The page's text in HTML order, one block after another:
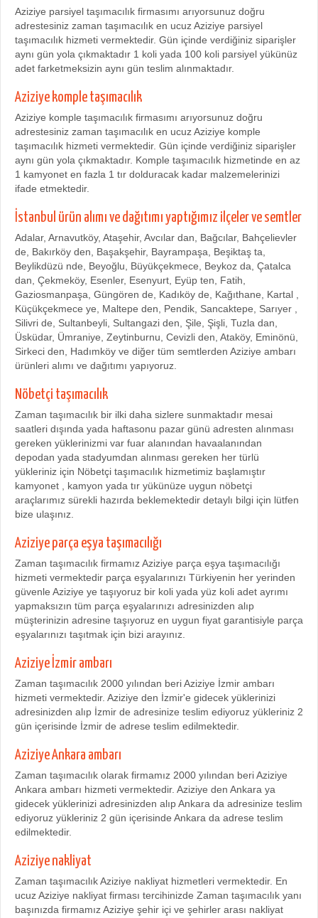
Aziziye parsiyel taşımacılık firmasımı arıyorsunuz doğru
adrestesiniz zaman taşımacılık en ucuz Aziziye parsiyel
taşımacılık hizmeti vermektedir. Gün içinde verdiğiniz siparişler
aynı gün yola çıkmaktadır 1 koli yada 100 koli parsiyel yükünüz
adet farketmeksizin aynı gün teslim alınmaktadır.
Aziziye komple taşımacılık
Aziziye komple taşımacılık firmasımı arıyorsunuz doğru
adrestesiniz zaman taşımacılık en ucuz Aziziye komple
taşımacılık hizmeti vermektedir. Gün içinde verdiğiniz siparişler
aynı gün yola çıkmaktadır. Komple taşımacılık hizmetinde en az
1 kamyonet en fazla 1 tır dolduracak kadar malzemelerinizi
ifade etmektedir.
İstanbul ürün alımı ve dağıtımı yaptığımız ilçeler ve semtler
Adalar, Arnavutköy, Ataşehir, Avcılar dan, Bağcılar, Bahçelievler
de, Bakırköy den, Başakşehir, Bayrampaşa, Beşiktaş ta,
Beylikdüzü nde, Beyoğlu, Büyükçekmece, Beykoz da, Çatalca
dan, Çekmeköy, Esenler, Esenyurt, Eyüp ten, Fatih,
Gaziosmanpaşa, Güngören de, Kadıköy de, Kağıthane, Kartal ,
Küçükçekmece ye, Maltepe den, Pendik, Sancaktepe, Sarıyer ,
Silivri de, Sultanbeyli, Sultangazi den, Şile, Şişli, Tuzla dan,
Üsküdar, Ümraniye, Zeytinburnu, Cevizli den, Ataköy, Eminönü,
Sirkeci den, Hadımköy ve diğer tüm semtlerden Aziziye ambarı
ürünleri alımı ve dağıtımı yapıyoruz.
Nöbetçi taşımacılık
Zaman taşımacılık bir ilki daha sizlere sunmaktadır mesai
saatleri dışında yada haftasonu pazar günü adresten alınması
gereken yüklerinizmi var fuar alanından havaalanından
depodan yada stadyumdan alınması gereken her türlü
yükleriniz için Nöbetçi taşımacılık hizmetimiz başlamıştır
kamyonet , kamyon yada tır yükünüze uygun nöbetçi
araçlarımız sürekli hazırda beklemektedir detaylı bilgi için lütfen
bize ulaşınız.
Aziziye parça eşya taşımacılığı
Zaman taşımacılık firmamız Aziziye parça eşya taşımacılığı
hizmeti vermektedir parça eşyalarınızı Türkiyenin her yerinden
güvenle Aziziye ye taşıyoruz bir koli yada yüz koli adet ayrımı
yapmaksızın tüm parça eşyalarınızı adresinizden alıp
müşterinizin adresine taşıyoruz en uygun fiyat garantisiyle parça
eşyalarınızı taşıtmak için bizi arayınız.
Aziziye İzmir ambarı
Zaman taşımacılık 2000 yılından beri Aziziye İzmir ambarı
hizmeti vermektedir. Aziziye den İzmir'e gidecek yüklerinizi
adresinizden alıp İzmir de adresinize teslim ediyoruz yükleriniz 2
gün içerisinde İzmir de adrese teslim edilmektedir.
Aziziye Ankara ambarı
Zaman taşımacılık olarak firmamız 2000 yılından beri Aziziye
Ankara ambarı hizmeti vermektedir. Aziziye den Ankara ya
gidecek yüklerinizi adresinizden alıp Ankara da adresinize teslim
ediyoruz yükleriniz 2 gün içerisinde Ankara da adrese teslim
edilmektedir.
Aziziye nakliyat
Zaman taşımacılık Aziziye nakliyat hizmetleri vermektedir. En
ucuz Aziziye nakliyat firması tercihinizde Zaman taşımacılık yanı
başınızda firmamız Aziziye şehir içi ve şehirler arası nakliyat